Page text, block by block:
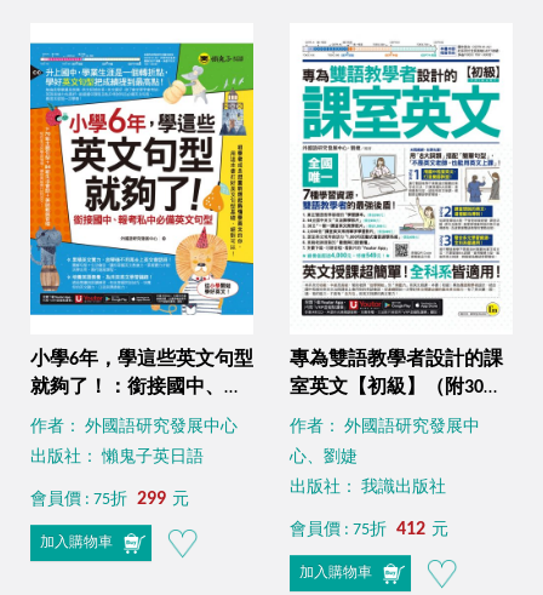
虛擬點讀筆）
小學6年，學這些英文句型
就夠了！：銜接國中、報
考私中必備英文句型（附
贈「Youtor App」內含
作者： 外國語研究發展中心
出版社： 懶鬼子英日語
會員價 : 75折 299 元
加入購物車
專為雙語教學者設計的課
室英文【初級】（附30支
一對一課室英文教學影片
＋64支國中英文文法教學
片＋最好聊天的互動式會
話速學系統＋「Youtor
App」內含VRP虛擬點讀
筆）
作者： 外國語研究發展中
心、劉婕
出版社： 我識出版社
會員價 : 75折 412 元
加入購物車